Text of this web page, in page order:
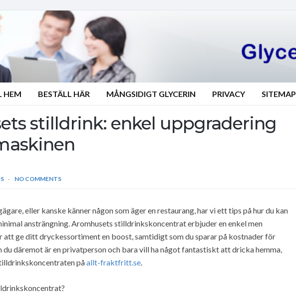
HEM BESTÄLL HÄR MÅNGSIDIGT GLYCERIN PRIVACY SITEMAP
stilldrink: enkel uppgradering
NO COMMENTS
eller kanske känner någon som äger en restaurang, har vi ett tips på hur du kan
ansträngning. Aromhusets stilldrinkskoncentrat erbjuder en enkel men
ge ditt dryckessortiment en boost, samtidigt som du sparar på kostnader för
du däremot är en privatperson och bara vill ha något fantastiskt att dricka hemma,
påallt-fraktfritt.se.